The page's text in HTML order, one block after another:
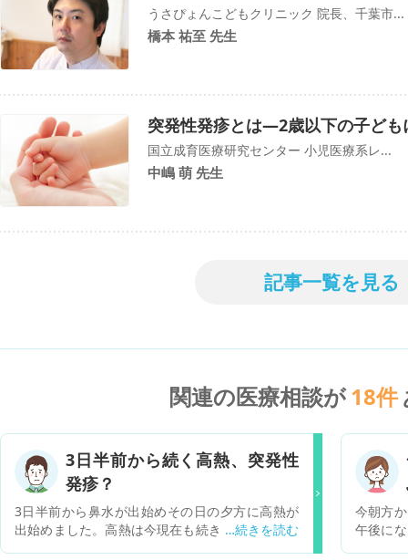
うさぴょんこどもクリニック 院長、千葉市...
橋本 祐至 先生
突発性発疹とは―2歳以下の子ども
国立成育医療研究センター 小児医療系レ...
中嶋 萌 先生
記事一覧を見る
関連の医療相談が18件
3日半前から続く高熱、突発性
発疹？
3日半前から鼻水が出始めその日の夕方に高熱が
出始めました。高熱は今現在も続き咳も痰がらみ
今朝方
午後に